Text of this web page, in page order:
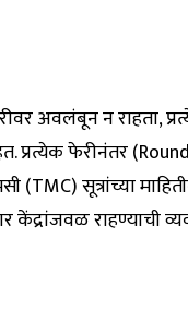
अवलंबून न राहता,
फेरीनंतर
(TMC) सूत्रांच्या
केंद्रांजवळ राहण्याची